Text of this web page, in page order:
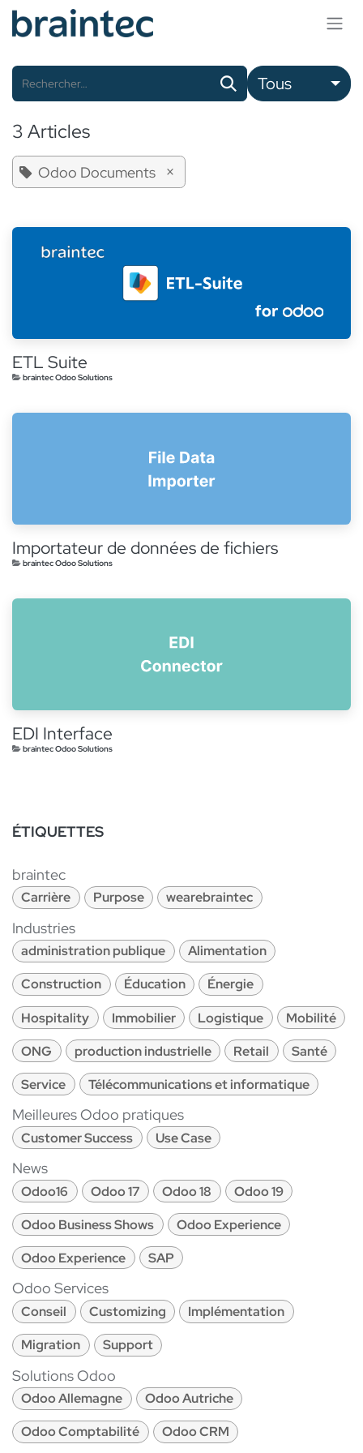
Se rendre au contenu
Tous
3 Articles
Odoo Documents ×
ETL Suite
braintec Odoo Solutions
Importateur de données de fichiers
braintec Odoo Solutions
EDI Interface
braintec Odoo Solutions
ÉTIQUETTES
braintec
Carrière Purpose wearebraintec
Industries
administration publique
Alimentation
Construction
Éducation
Énergie
Hospitality
Immobilier Logistique
Mobilité
ONG
production industrielle Retail
Santé
Service
Télécommunications et informatique
Meilleures Odoo pratiques
Customer Success Use Case
News
Odoo16 Odoo 17 Odoo 18
Odoo 19
Odoo Business Shows
Odoo Experience
Odoo Experience
SAP
Odoo Services
Conseil Customizing
Implémentation
Migration
Support
Solutions Odoo
Odoo Allemagne
Odoo Autriche
Odoo Comptabilité
Odoo CRM